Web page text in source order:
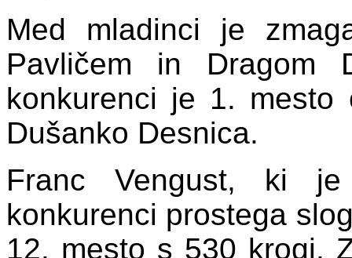
Med mladinci je
Pavličem in Dragom
konkurenci je 1. mesto
Dušanko Desnica.
Franc Vengust, ki
konkurenci prostega
12. mesto s 530 krogi.